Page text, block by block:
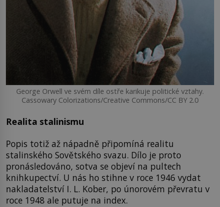
George Orwell ve svém díle ostře karikuje politické vztahy.
Cassowary Colorizations/Creative Commons/CC BY 2.0
Realita stalinismu
Popis totiž až nápadně připomíná realitu
stalinského Sovětského svazu. Dílo je proto
pronásledováno, sotva se objeví na pultech
knihkupectví. U nás ho stihne v roce 1946 vydat
nakladatelství I. L. Kober, po únorovém převratu v
roce 1948 ale putuje na index.